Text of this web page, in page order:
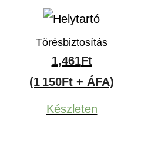
Törésbiztosítás
1,461Ft
(1 150Ft + ÁFA)
Készleten